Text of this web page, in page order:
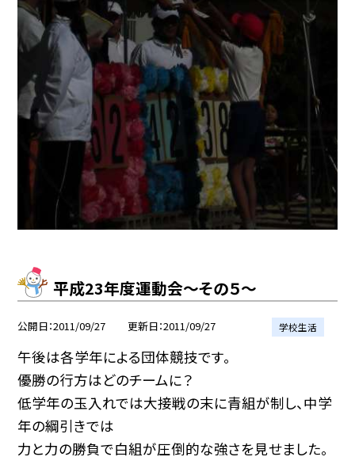
平成23年度運動会〜その５〜
公開日 2011/09/27 更新日 2011/09/27 学校生活
午後は各学年による団体競技です。
優勝の行方はどのチームに？
低学年の玉入れでは大接戦の末に青組が制し、中学
年の綱引きでは
力と力の勝負で白組が圧倒的な強さを見せました。